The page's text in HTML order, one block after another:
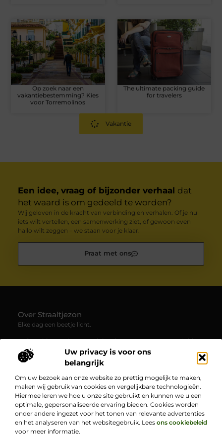
Uw privacy is voor ons
belangrijk
Om uw bezoek aan onze website zo prettig mogelijk te maken,
maken wij gebruik van cookies en vergelijkbare technologieën.
Hiermee leren we hoe u onze site gebruikt en kunnen we u een
optimale, gepersonaliseerde ervaring bieden. Cookies worden
onder andere ingezet voor het tonen van relevante advertenties
en het analyseren van het websitegebruik. Lees ons cookiebeleid
voor meer informatie.
Op zoek naar een
vakantiebestemming? Kies
voor Torremolinos
The ultimate packing guide
for travelers
Vakantie
Een idee, vraag of bijzonder verhaal dat
het waard is om gedeeld te worden?
Wij geloven in de kracht van verbinding en verhalen. Of je nu
iets wilt vertellen, een samenwerking ziet, of gewoon even
hallo wilt zeggen – we staan voor je klaar.
Praat met ons
Over Straaltjezon
Elke dag een beetje licht.
— Straaltjezon.nl verzamelt inspirerende en verrassende blogs
en artikelen over allerlei facetten van het dagelijks leven. Een
plek waar je nieuwe inzichten en positieve verhalen ontdekt.
Bericht categorie
Onze informatie